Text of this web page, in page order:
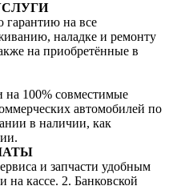
гарантию на все
наладке и ремонту
на приобретённые в
100% совместимые
автомобилей по
в наличии, как
и запчасти удобным
кассе. 2. Банковской